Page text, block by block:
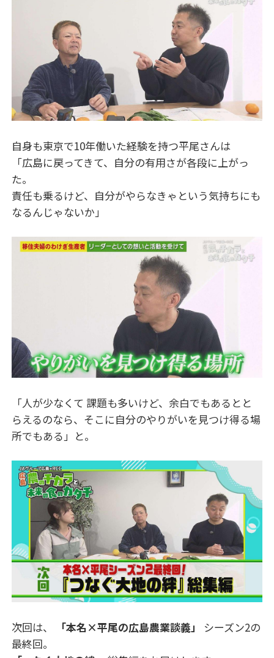
自身も東京で10年働いた経験を持つ平尾さんは
「広島に戻ってきて、自分の有用さが各段に上がっ
た。
責任も乗るけど、自分がやらなきゃという気持ちにも
なるんじゃないか」
「人が少なくて 課題も多いけど、余白でもあるとと
らえるのなら、そこに自分のやりがいを見つけ得る場
所でもある」と。
次回は、 「本名×平尾の広島農業談義」
シーズン2の
最終回。